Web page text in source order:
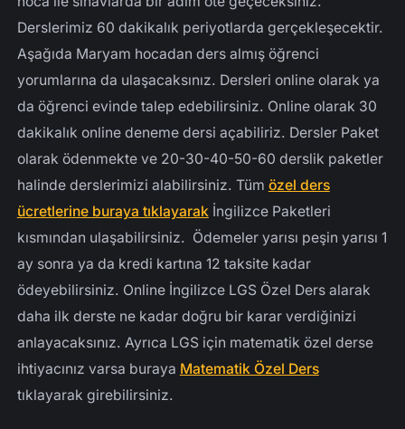
Derslerimiz 60 dakikalık periyotlarda gerçekleşecektir.
Aşağıda Maryam hocadan ders almış öğrenci
yorumlarına da ulaşacaksınız. Dersleri online olarak ya
da öğrenci evinde talep edebilirsiniz. Online olarak 30
dakikalık online deneme dersi açabiliriz. Dersler Paket
olarak ödenmekte ve 20-30-40-50-60 derslik paketler
halinde derslerimizi alabilirsiniz. Tüm özel ders
ücretlerine buraya tıklayarakİngilizce Paketleri
kısmından ulaşabilirsiniz. Ödemeler yarısı peşin yarısı 1
ay sonra ya da kredi kartına 12 taksite kadar
ödeyebilirsiniz. Online İngilizce LGS Özel Ders alarak
daha ilk derste ne kadar doğru bir karar verdiğinizi
anlayacaksınız. Ayrıca LGS için matematik özel derse
ihtiyacınız varsa buraya Matematik Özel Ders
tıklayarak girebilirsiniz.